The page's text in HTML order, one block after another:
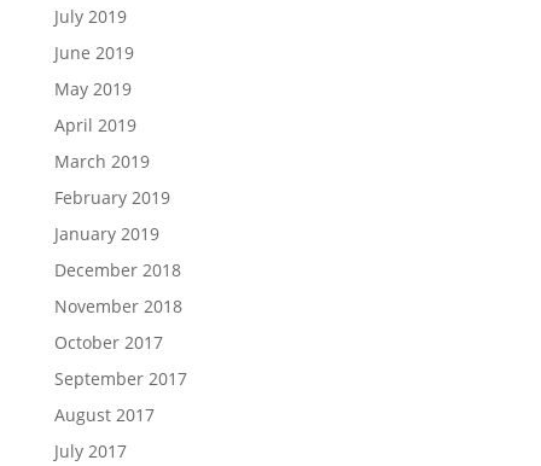
July 2019
June 2019
May 2019
April 2019
March 2019
February 2019
January 2019
December 2018
November 2018
October 2017
September 2017
August 2017
July 2017